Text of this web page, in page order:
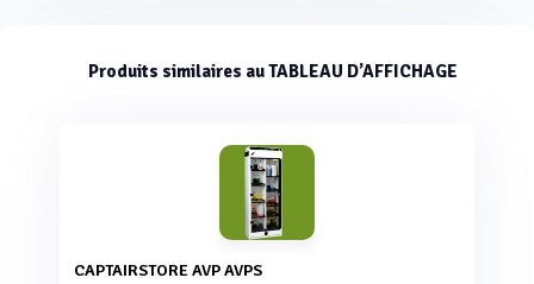
Produits similaires au TABLEAU D’AFFICHAGE
CAPTAIRSTORE AVP AVPS